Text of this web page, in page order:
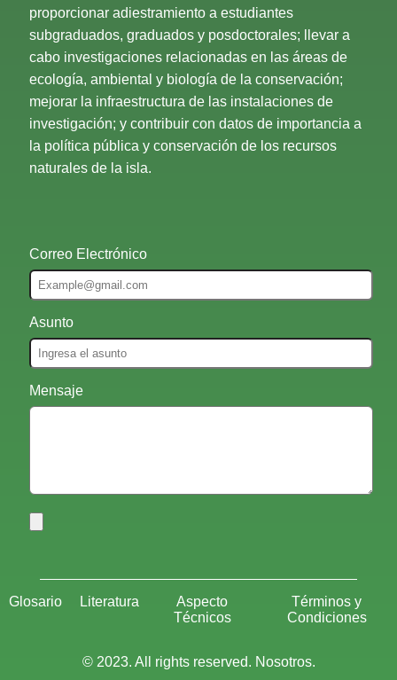
proporcionar adiestramiento a estudiantes
subgraduados, graduados y posdoctorales; llevar a
cabo investigaciones relacionadas en las áreas de
ecología, ambiental y biología de la conservación;
mejorar la infraestructura de las instalaciones de
investigación; y contribuir con datos de importancia a
la política pública y conservación de los recursos
naturales de la isla.
Correo Electrónico
Asunto
Mensaje
Glosario Literatura
Aspecto
Técnicos
Términos y
Condiciones
© 2023. All rights reserved. Nosotros.